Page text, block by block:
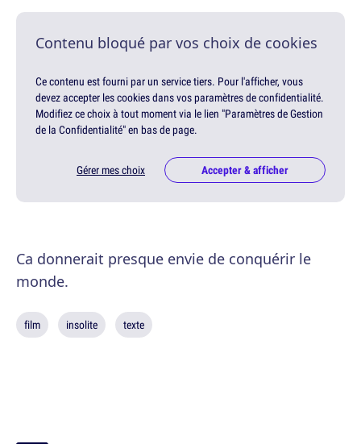
Contenu bloqué par vos choix de cookies
Ce contenu est fourni par un service tiers. Pour l'afficher, vous
devez accepter les cookies dans vos paramètres de confidentialité.
Modifiez ce choix à tout moment via le lien "Paramètres de Gestion
de la Confidentialité" en bas de page.
Gérer mes choix Accepter & afficher
Ca donnerait presque envie de conquérir le
monde.
film insolite texte